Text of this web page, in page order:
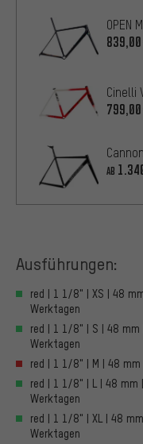
OPEN
Cinelli
AB
Ausführungen:
red | 1 1/8" | XS | 48
Werktagen
red | 1 1/8" | S | 48
Werktagen
red | 1 1/8" | M | 48
red | 1 1/8" | L | 48 mm
Werktagen
red | 1 1/8" | XL | 48
Werktagen